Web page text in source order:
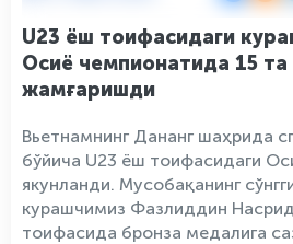
U23 ёш тоифасидаги
Осиё чемпионатида 15
жамғаришди
Вьетнамнинг Дананг шаҳрида
бўйича U23 ёш тоифасидаги
якунланди. Мусобақанинг
курашчимиз Фазлиддин
тоифасида бронза медалига